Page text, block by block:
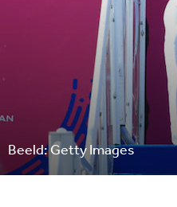
Beeld: Getty Images